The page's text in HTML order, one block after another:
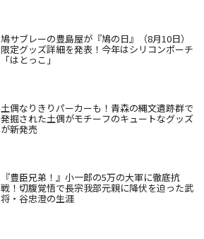
鳩サブレーの豊島屋が『鳩の日』（8月10日）
限定グッズ詳細を発表！今年はシリコンポーチ
「はとっこ」
土偶なりきりパーカーも！青森の縄文遺跡群で
発掘された土偶がモチーフのキュートなグッズ
が新発売
『豊臣兄弟！』小一郎の5万の大軍に徹底抗
戦！切腹覚悟で長宗我部元親に降伏を迫った武
将・谷忠澄の生涯